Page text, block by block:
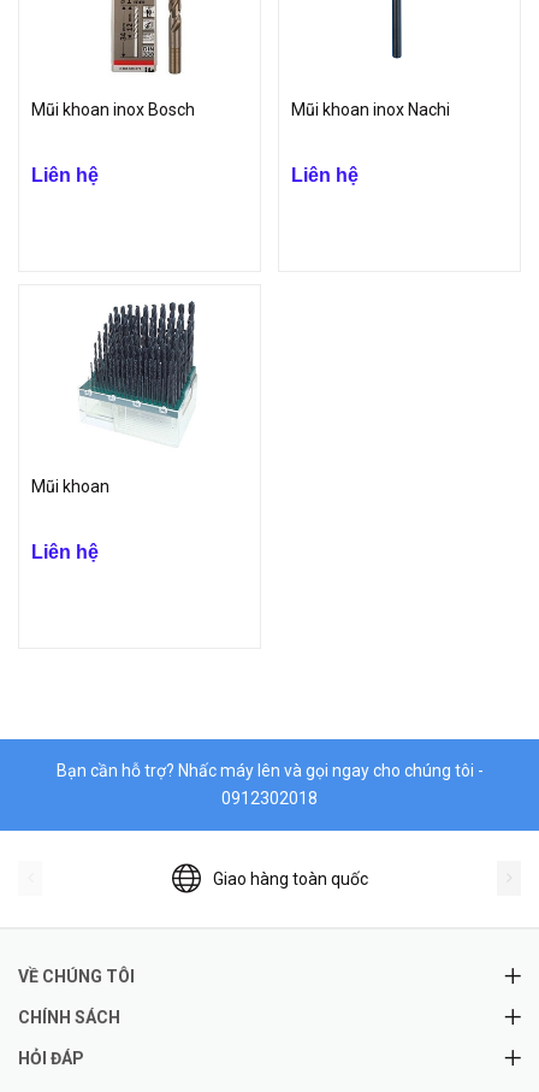
Mũi khoan inox Bosch
Liên hệ
Mũi khoan inox Nachi
Liên hệ
Mũi khoan
Liên hệ
Bạn cần hỗ trợ? Nhấc máy lên và gọi ngay cho chúng tôi -
0912302018
Giao hàng toàn quốc
VỀ CHÚNG TÔI
CHÍNH SÁCH
HỎI ĐÁP